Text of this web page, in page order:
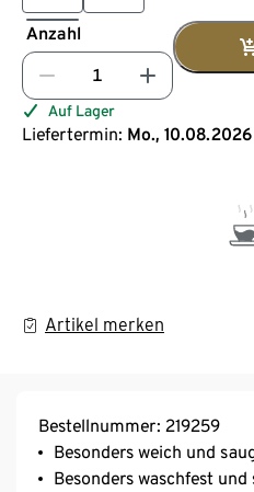
Anzahl
Auf Lager
Liefertermin: Mo.,
Artikel merken
Bestellnummer: 219259
Besonders weich und
Besonders waschfest